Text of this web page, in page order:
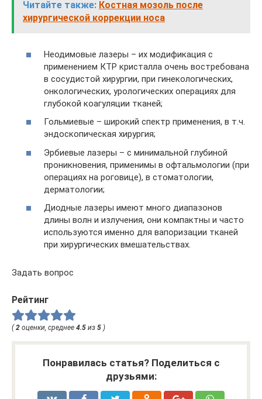
Читайте также: Костная мозоль после
хирургической коррекции носа
Неодимовые лазеры – их модификация с
применением КТР кристалла очень востребована
в сосудистой хирургии, при гинекологических,
онкологических, урологических операциях для
глубокой коагуляции тканей;
Гольмиевые – широкий спектр применения, в т.ч.
эндоскопическая хирургия;
Эрбиевые лазеры – с минимальной глубиной
проникновения, применимы в офтальмологии (при
операциях на роговице), в стоматологии,
дерматологии;
Диодные лазеры имеют много диапазонов
длины волн и излучения, они компактны и часто
используются именно для вапоризации тканей
при хирургических вмешательствах.
Задать вопрос
Рейтинг
(2 оценки, среднее 4.5 из 5 )
Понравилась статья? Поделиться с
друзьями: